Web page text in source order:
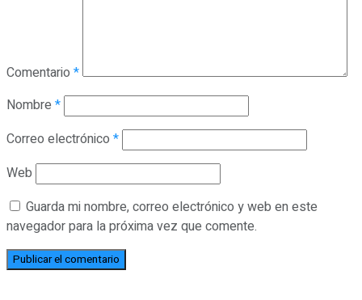
Comentario *
Nombre *
Correo electrónico *
Web
Guarda mi nombre, correo electrónico y web en este
navegador para la próxima vez que comente.